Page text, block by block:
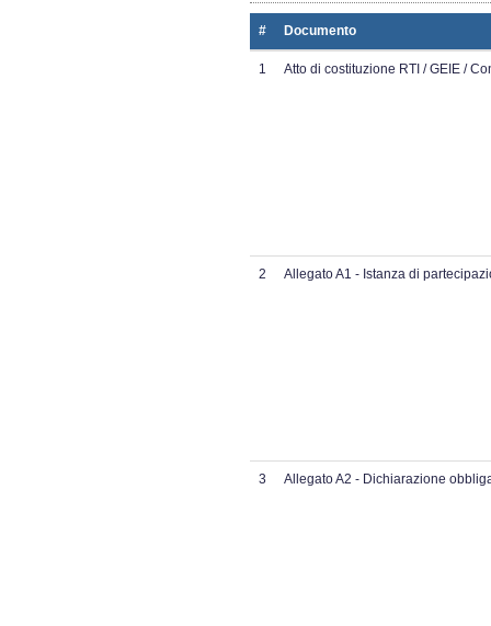
# Documento
1 Atto di costituzione RTI / GEIE /
2 Allegato A1 - Istanza di
3 Allegato A2 - Dichiarazione